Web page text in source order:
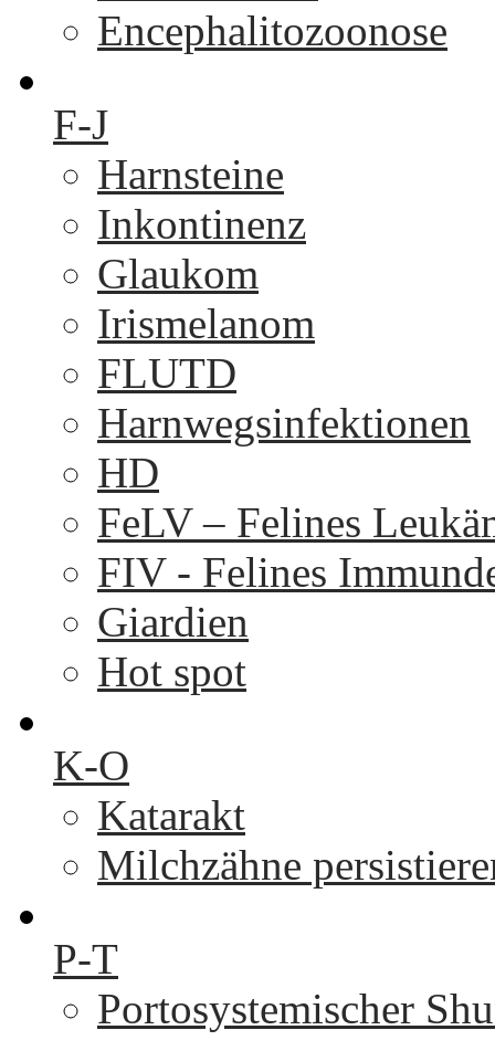
Encephalitozoonose
F-J
Harnsteine
Inkontinenz
Glaukom
Irismelanom
FLUTD
Harnwegsinfektionen
HD
FeLV – Felines
FIV - Felines
Giardien
Hot spot
K-O
Katarakt
Milchzähne
P-T
Portosystemischer